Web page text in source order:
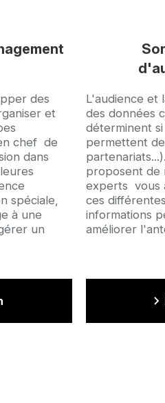
des
et
chef de
dans
spéciale,
à une
un
Accroche
L'audience et
des données
déterminent
permettent
proposent de
experts vous
ces
informations
améliorer